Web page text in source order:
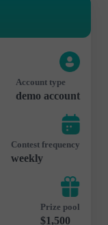
Account type
demo account
Contest frequency
weekly
Prize pool
$1,500